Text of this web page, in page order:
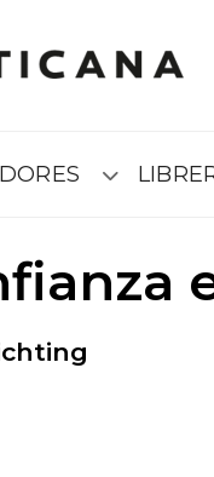
Submenú